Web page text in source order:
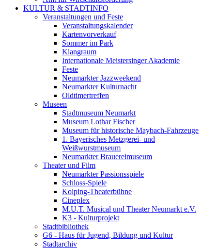
KULTUR & STADTINFO
Veranstaltungen und Feste
Veranstaltungskalender
Kartenvorverkauf
Sommer im Park
Klangraum
Internationale Meistersinger Akademie
Feste
Neumarkter Jazzweekend
Neumarkter Kulturnacht
Oldtimertreffen
Museen
Stadtmuseum Neumarkt
Museum Lothar Fischer
Museum für historische Maybach-Fahrzeuge
1. Bayerisches Metzgerei- und
Weißwurstmuseum
Neumarkter Brauereimuseum
Theater und Film
Neumarkter Passionsspiele
Schloss-Spiele
Kolping-Theaterbühne
Cineplex
M.U.T. Musical und Theater Neumarkt e.V.
K3 - Kulturprojekt
Stadtbibliothek
G6 - Haus für Jugend, Bildung und Kultur
Stadtarchiv